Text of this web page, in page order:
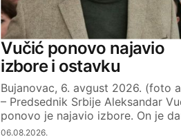
Your E-mail
Vučić ponovo najavio
izbore i ostavku
Bujanovac, 6. avgust 2026. (foto
– Predsednik Srbije Aleksandar
ponovo je najavio izbore. On je
06.08.2026.